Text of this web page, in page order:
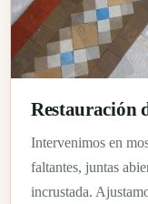
Restauración
Intervenimos en
faltantes, juntas
incrustada.